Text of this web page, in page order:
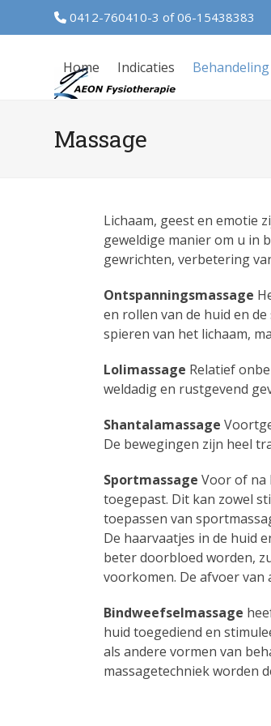
0412-760410-3 of 06-15438383
Home Indicaties Behandeling
Massage
Lichaam, geest en emotie
geweldige manier om u in
gewrichten, verbetering
Ontspanningsmassage
en rollen van de huid en
spieren van het lichaam,
Lolimassage Relatief
weldadig en rustgevend
Shantalamassage
De bewegingen zijn heel
Sportmassage Voor of na
toegepast. Dit kan zowel
toepassen van
De haarvaatjes in de huid
beter doorbloed worden,
voorkomen. De afvoer
Bindweefselmassage
huid toegediend en
als andere vormen van
massagetechniek worden